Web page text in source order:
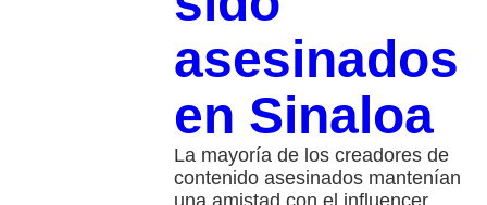
asesinados
en Sinaloa
La mayoría de los creadores de
contenido asesinados mantenían
una amistad con el influencer